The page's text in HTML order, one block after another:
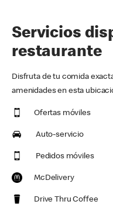
Servicios
restaurante
Disfruta de tu comida
amenidades en esta
Ofertas móviles
Auto-servicio
Pedidos móviles
McDelivery
Drive Thru Coffee